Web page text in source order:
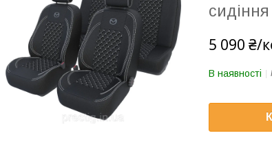
сидіння
5 090 ₴/
В наявності